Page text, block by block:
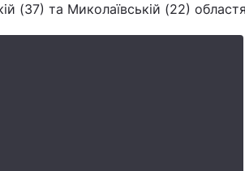
(37) та Миколаївській (22)